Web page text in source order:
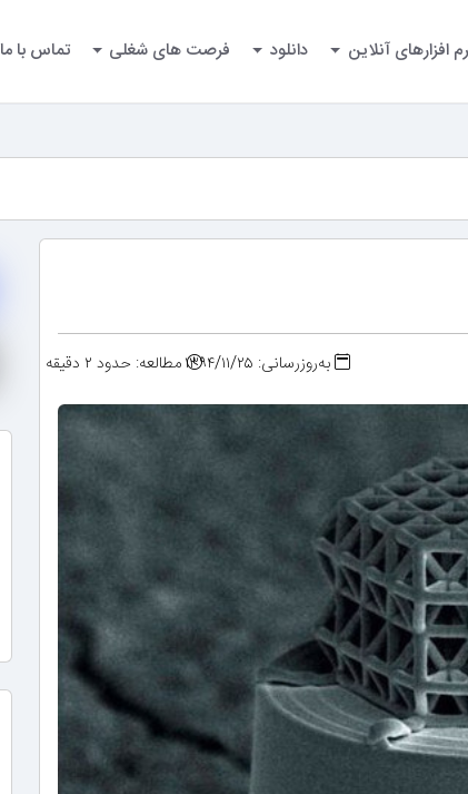
افزارهای آنلاین دانلود فرصت های شغلی تماس با ما
به‌روزرسانی: ۱۳۹۴/۱۱/۲۵ مطالعه: حدود ۲ دقیقه